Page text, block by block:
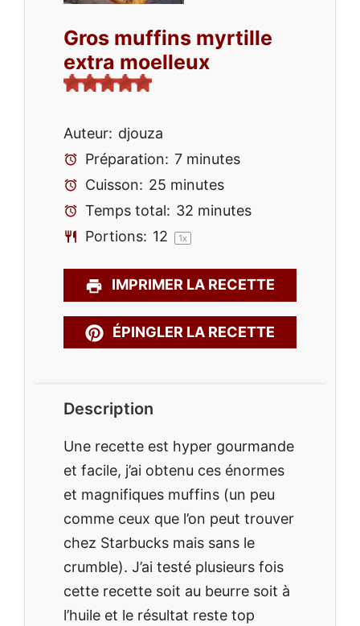
Gros muffins myrtille
extra moelleux
Auteur: djouza
Préparation: 7 minutes
Cuisson: 25 minutes
Temps total: 32 minutes
Portions: 12 1x
IMPRIMER LA RECETTE
ÉPINGLER LA RECETTE
Description
Une recette est hyper gourmande
et facile, j’ai obtenu ces énormes
et magnifiques muffins (un peu
comme ceux que l’on peut trouver
chez Starbucks mais sans le
crumble). J’ai testé plusieurs fois
cette recette soit au beurre soit à
l’huile et le résultat reste top